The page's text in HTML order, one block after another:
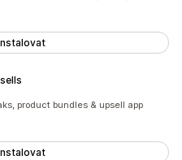
product bundles & upsell app